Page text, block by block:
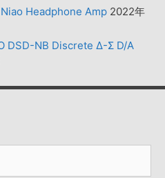
Headphone Amp 2022年
DSD-NB Discrete Δ-Σ D/A